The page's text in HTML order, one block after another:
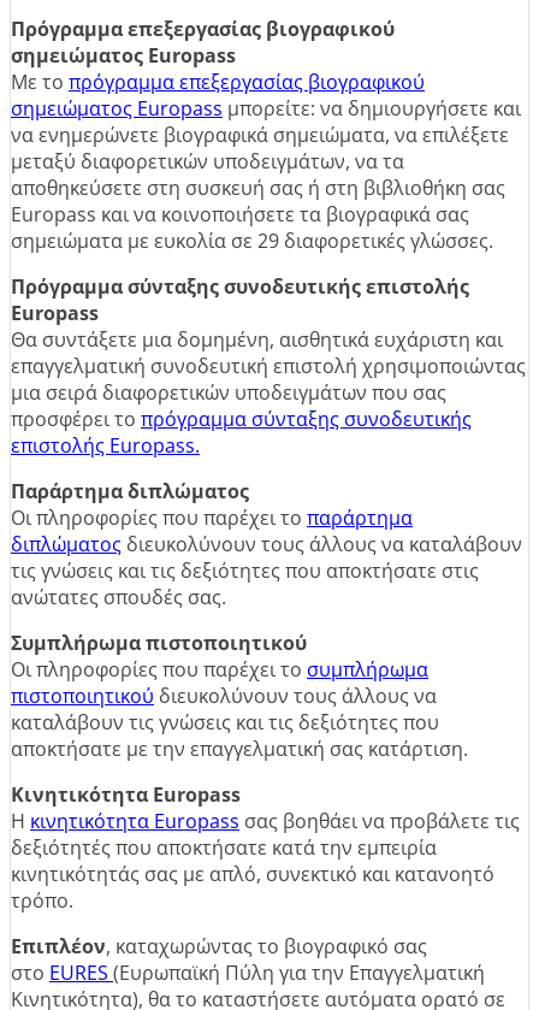
Πρόγραμμα επεξεργασίας βιογραφικού
σημειώματος Europass
Με το πρόγραμμα επεξεργασίας βιογραφικού
σημειώματος Europass μπορείτε: να δημιουργήσετε και
να ενημερώνετε βιογραφικά σημειώματα, να επιλέξετε
μεταξύ διαφορετικών υποδειγμάτων, να τα
αποθηκεύσετε στη συσκευή σας ή στη βιβλιοθήκη σας
Europass και να κοινοποιήσετε τα βιογραφικά σας
σημειώματα με ευκολία σε 29 διαφορετικές γλώσσες.
Πρόγραμμα σύνταξης συνοδευτικής επιστολής
Europass
Θα συντάξετε μια δομημένη, αισθητικά ευχάριστη και
επαγγελματική συνοδευτική επιστολή χρησιμοποιώντας
μια σειρά διαφορετικών υποδειγμάτων που σας
προσφέρει το πρόγραμμα σύνταξης συνοδευτικής
επιστολής Europass.
Παράρτημα διπλώματος
Οι πληροφορίες που παρέχει το παράρτημα
διπλώματος διευκολύνουν τους άλλους να καταλάβουν
τις γνώσεις και τις δεξιότητες που αποκτήσατε στις
ανώτατες σπουδές σας.
Συμπλήρωμα πιστοποιητικού
Οι πληροφορίες που παρέχει το συμπλήρωμα
πιστοποιητικού διευκολύνουν τους άλλους να
καταλάβουν τις γνώσεις και τις δεξιότητες που
αποκτήσατε με την επαγγελματική σας κατάρτιση.
Κινητικότητα Europass
Η κινητικότητα Europass σας βοηθάει να προβάλετε τις
δεξιότητές που αποκτήσατε κατά την εμπειρία
κινητικότητάς σας με απλό, συνεκτικό και κατανοητό
τρόπο.
Επιπλέον, καταχωρώντας το βιογραφικό σας
στο EURES (Ευρωπαϊκή Πύλη για την Επαγγελματική
Κινητικότητα), θα το καταστήσετε αυτόματα ορατό σε